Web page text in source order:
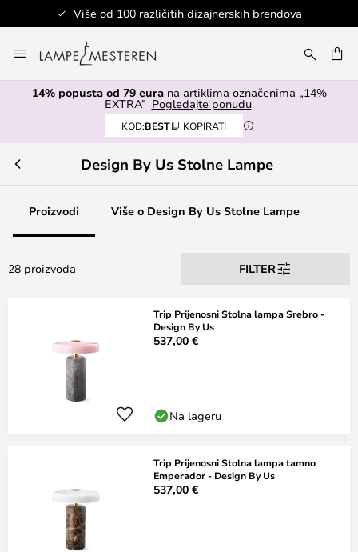
Više od 100 različitih dizajnerskih brendova
to
Content
14% popusta od 79 eurana artiklima označenima „14%
EXTRA” Pogledajte ponudu
KOD:BEST KOPIRATI
Design By Us Stolne Lampe
Proizvodi Više o Design By Us Stolne Lampe
28 proizvoda FILTER
Trip Prijenosni Stolna lampa Srebro -
Design By Us
537,00 €
Na lageru
Trip Prijenosni Stolna lampa tamno
Emperador - Design By Us
537,00 €